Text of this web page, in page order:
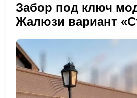
Забор под ключ
Жалюзи вариант